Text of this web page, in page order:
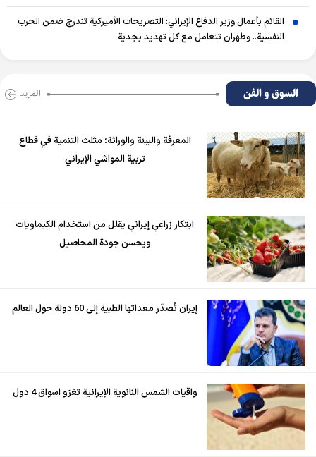
القائم بأعمال وزير الدفاع الإيراني: التصريحات الأميركية تندرج ضمن الحرب
النفسية.. وطهران تتعامل مع كل تهديد بجدية
السوق و الفن المزید
المعرفة والبيئة والوراثة؛ مثلث التنمية في قطاع
تربية المواشي الإيراني
ابتكار زراعي إيراني يقلل من استخدام الكيماويات
ويحسن جودة المحاصيل
إيران تُصدّر معداتها الطبية إلى 60 دولة حول العالم
واقيات الشمس النانوية الإيرانية تغزو اسواق 4 دول